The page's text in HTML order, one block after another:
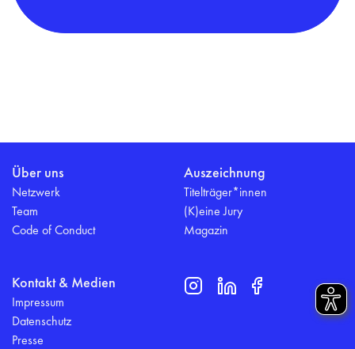
Über uns
Netzwerk
Team
Code of Conduct
Auszeichnung
Titelträger*innen
(K)eine Jury
Magazin
Kontakt & Medien
Impressum
Datenschutz
Presse